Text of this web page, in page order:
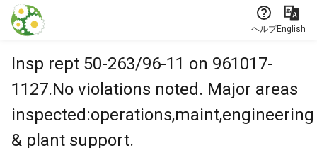
本文に飛ぶ
ヘルプEnglish
Insp rept 50-263/96-11 on 961017-
1127.No violations noted. Major areas
inspected:operations,maint,engineering
& plant support.